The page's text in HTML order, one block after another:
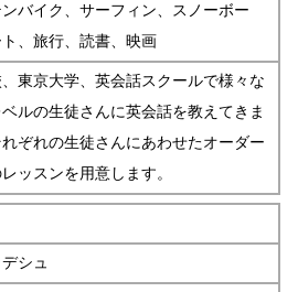
バイク、サーフィン、スノーボー
ト、旅行、読書、映画
東京大学、英会話スクールで様々な
ルの生徒さんに英会話を教えてきま
れぞれの生徒さんにあわせたオーダー
ッスンを用意します。
シュ